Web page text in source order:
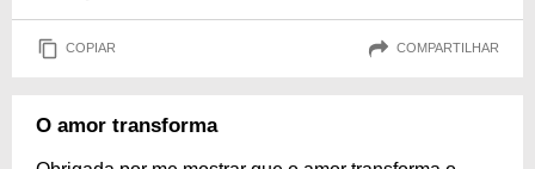
COPIAR COMPARTILHAR
O amor transforma